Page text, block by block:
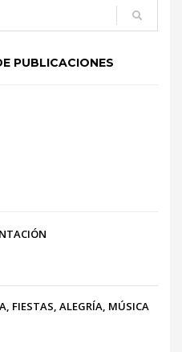
PUBLICACIONES
FIESTAS, ALEGRÍA, MÚSICA